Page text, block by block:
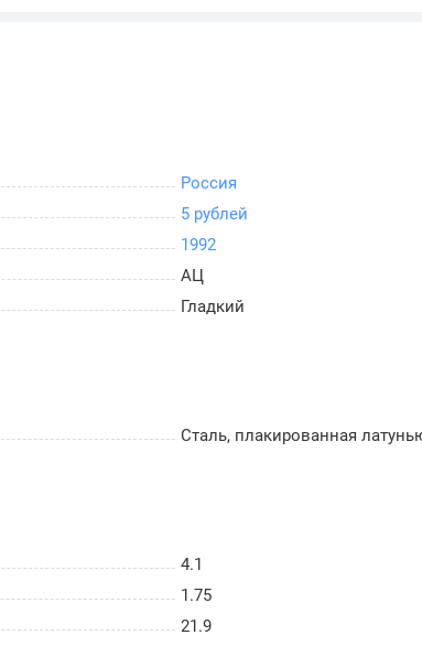
Россия
5 рублей
1992
АЦ
Гладкий
Сталь, плакированная
4.1
1.75
21.9